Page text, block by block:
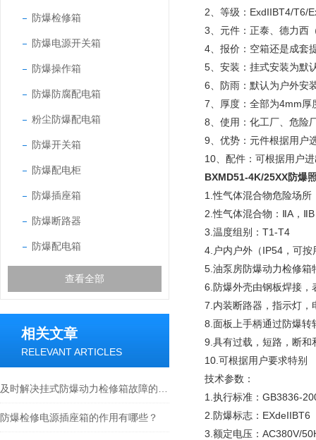
防爆检修箱
防爆电源开关箱
防爆操作箱
防爆防腐配电箱
粉尘防爆配电箱
防爆开关箱
防爆配电柜
防爆插座箱
防爆断路器
防爆配电箱
查看全部
相关文章
RELEVANT ARTICLES
防爆检修电源插座箱的作用有哪些？
2、等级：ExdIIBT4/T6/
3、元件：正泰、德力西
4、报价：空箱还是成套
5、安装：挂式安装为默
6、防雨：默认为户外安
7、厚度：全部为4mm厚
8、使用：化工厂、危险
9、优势：元件根据用户
10、配件：可根据用户
BXMD51-4K/25XX防爆
1.性气体混合物危险场所
2.性气体混合物：ⅡA，ⅡB
3.温度组别：T1-T4
4.户内户外（IP54，可
5.油泵房防爆动力检修箱
6.防爆外壳由钢板焊接，
7.内装断路器，指示灯，
8.面板上手柄通过防爆转
9.具有过载，短路，断和
10.可根据用户要求特别
技术参数：
1.执行标准：GB3836-
2.防爆标志：EXdeIIBT6
3.额定电压：AC380V/